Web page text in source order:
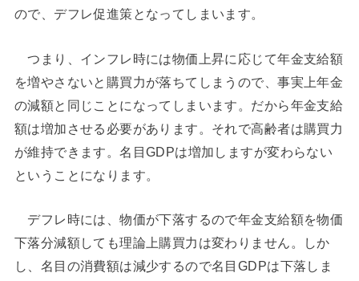
ので、デフレ促進策となってしまいます。
つまり、インフレ時には物価上昇に応じて年金支給額
を増やさないと購買力が落ちてしまうので、事実上年金
の減額と同じことになってしまいます。だから年金支給
額は増加させる必要があります。それで高齢者は購買力
が維持できます。名目GDPは増加しますが変わらない
ということになります。
デフレ時には、物価が下落するので年金支給額を物価
下落分減額しても理論上購買力は変わりません。しか
し、名目の消費額は減少するので名目GDPは下落しま